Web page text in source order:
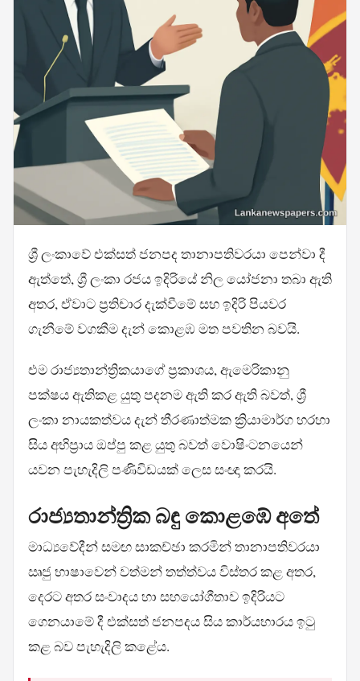
ශ්‍රී ලංකාවේ එක්සත් ජනපද තානාපතිවරයා පෙන්වා දී
ඇත්තේ, ශ්‍රී ලංකා රජය ඉදිරියේ නිල යෝජනා තබා ඇති
අතර, ඒවාට ප්‍රතිචාර දැක්වීමේ සහ ඉදිරි පියවර
ගැනීමේ වගකීම දැන් කොළඹ මත පවතින බවයි.
එම රාජ්‍යතාන්ත්‍රිකයාගේ ප්‍රකාශය, ඇමෙරිකානු
පක්ෂය ඇතිකළ යුතු පදනම ඇති කර ඇති බවත්, ශ්‍රී
ලංකා නායකත්වය දැන් තීරණාත්මක ක්‍රියාමාර්ග හරහා
සිය අභිප්‍රාය ඔප්පු කළ යුතු බවත් වොෂිංටනයෙන්
යවන පැහැදිලි පණිවිඩයක් ලෙස සංඥා කරයි.
රාජ්‍යතාන්ත්‍රික බඳු කොළඹේ අතේ
මාධ්‍යවේදීන් සමඟ සාකච්ඡා කරමින් තානාපතිවරයා
ඍජු භාෂාවෙන් වත්මන් තත්ත්වය විස්තර කළ අතර,
දෙරට අතර සංවාදය හා සහයෝගීතාව ඉදිරියට
ගෙනයාමේ දී එක්සත් ජනපදය සිය කාර්යභාරය ඉටු
කළ බව පැහැදිලි කළේය.